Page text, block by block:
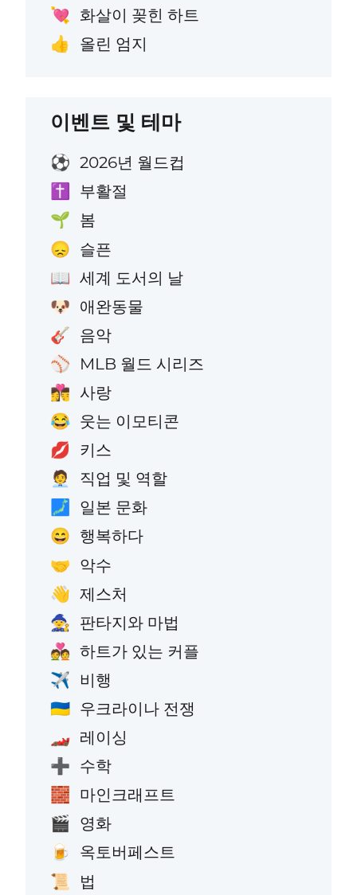
💘 화살이 꽂힌 하트
👍 올린 엄지
이벤트 및 테마
⚽ 2026년 월드컵
✝️ 부활절
🌱 봄
😞 슬픈
📖 세계 도서의 날
🐶 애완동물
🎸 음악
⚾ MLB 월드 시리즈
👩‍❤️‍💋‍👨 사랑
😂 웃는 이모티콘
💋 키스
🧑‍💼 직업 및 역할
🗾 일본 문화
😄 행복하다
🤝 악수
👋 제스처
🧙 판타지와 마법
💑 하트가 있는 커플
✈️ 비행
🇺🇦 우크라이나 전쟁
🏎️ 레이싱
➕ 수학
🧱 마인크래프트
🎬 영화
🍺 옥토버페스트
📜 법